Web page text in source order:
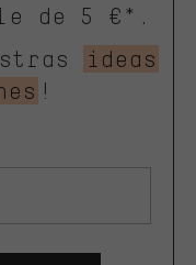
de 5 €*.
ideas
!